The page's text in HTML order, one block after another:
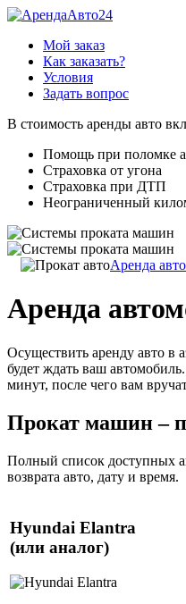
Мой заказ
Как заказать?
Условия
Задать вопрос
В стоимость аренды авто
Помощь при поломке
Страховка от угона
Страховка при ДТП
Неограниченный
Аренда авто
Аренда
Осуществить аренду авто в
будет ждать ваш
минут, после чего вам
Прокат машин –
Полный список доступных
возврата авто, дату и время.
Hyundai Elantra
(или аналог)